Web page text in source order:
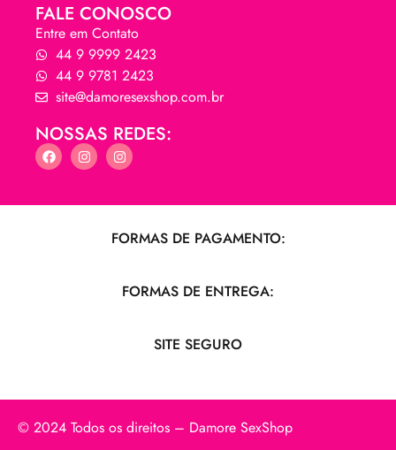
FALE CONOSCO
Entre em Contato
44 9 9999 2423
44 9 9781 2423
site@damoresexshop.com.br
NOSSAS REDES:
FORMAS DE PAGAMENTO:
FORMAS DE ENTREGA:
SITE SEGURO
© 2024 Todos os direitos – Damore SexShop